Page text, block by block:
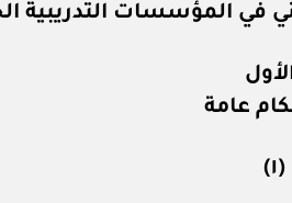
في المؤسسات التدريبية
عامة